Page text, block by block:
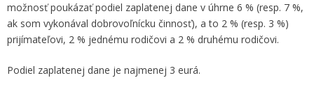
možnosť poukázať podiel zaplatenej dane v úhrne 6 % (resp. 7 %,
ak som vykonával dobrovoľnícku činnosť), a to 2 % (resp. 3 %)
prijímateľovi, 2 % jednému rodičovi a 2 % druhému rodičovi.
Podiel zaplatenej dane je najmenej 3 eurá.